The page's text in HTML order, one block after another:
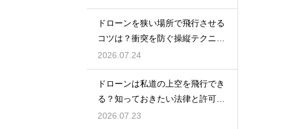
ドローンを狭い場所で飛行させる
コツは？衝突を防ぐ操縦テクニッ
クを解説
2026.07.24
ドローンは私道の上空を飛行でき
る？知っておきたい法律と許可の
ルール
2026.07.23